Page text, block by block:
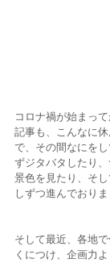
コロナ禍が始まっ
記事も、こんなに
で、その間なにを
ずジタバタしたり
景色を見たり、そ
しずつ進んでおりま
そして最近、各地
くにつけ、企画力